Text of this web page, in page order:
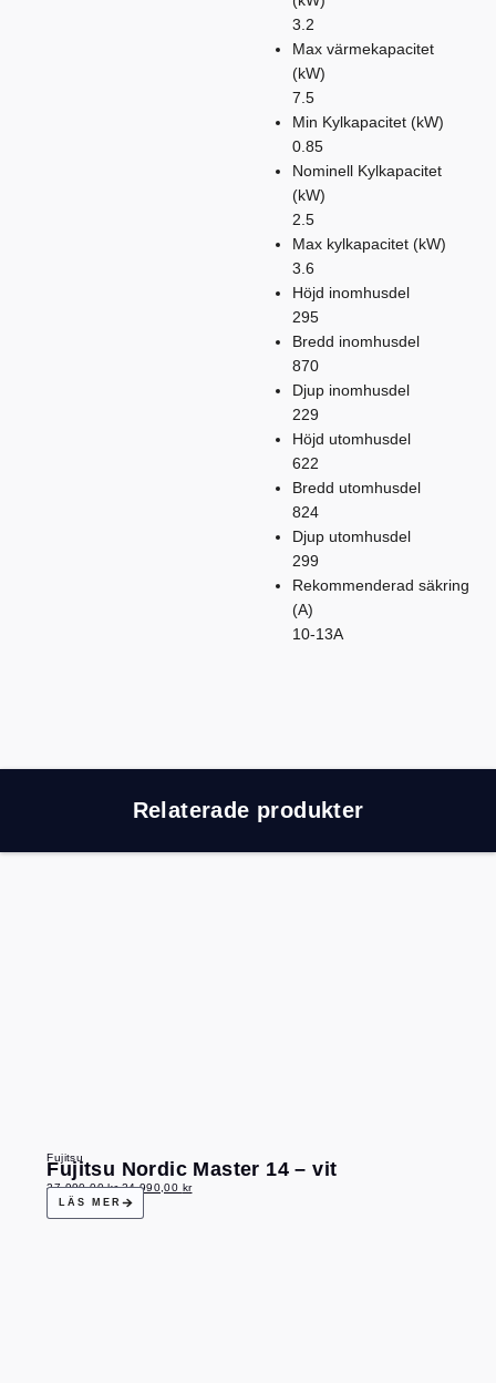
3.2
Max värmekapacitet
(kW)
7.5
Min Kylkapacitet (kW)
0.85
Nominell Kylkapacitet
(kW)
2.5
Max kylkapacitet (kW)
3.6
Höjd inomhusdel
295
Bredd inomhusdel
870
Djup inomhusdel
229
Höjd utomhusdel
622
Bredd utomhusdel
824
Djup utomhusdel
299
Rekommenderad säkring
(A)
10-13A
Relaterade produkter
Fujitsu
Fujitsu Nordic Master 14 – vit
27 990,00kr 24 990,00 kr
LÄS MER